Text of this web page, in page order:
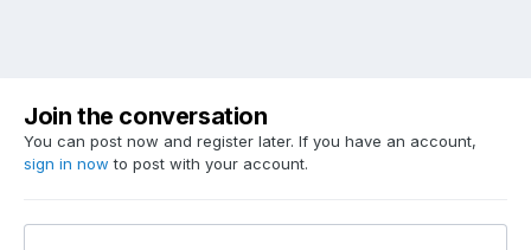
Join the conversation
You can post now and register later. If you have an account,
sign in now to post with your account.